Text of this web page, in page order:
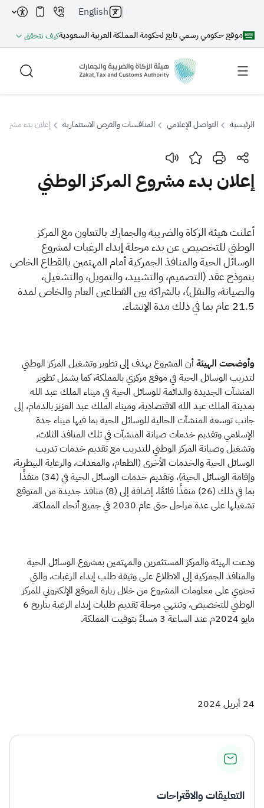
موقع حكومي رسمي تابع لحكومة المملكة العربية السعوديةكيف تتحقق
English
بحث
اقتراحات
الزكاة الجمارك
ضريبة القيمة المضافة
الإقرار الضريبي
التصرفات العقارية
الرئيسية التواصل الإعلامي المنافسات والفرص الاستثمارية إعلان بدء مشروع
إعلان بدء مشروع المركز الوطني
أعلنت هيئة الزكاة والضريبة والجمارك بالتعاون مع المركز
الوطني للتخصيص عن بدء مرحلة إبداء الرغبات لمشروع
الوسائل الحية والمنافذ الجمركية أمام المهتمين بالقطاع الخاص
بنموذج عقد (التصميم، والتشييد، والتمويل، والتشغيل،
والصيانة، والنقل)، بالشراكة بين القطاعين العام والخاص لمدة
21.5 عام بما في ذلك مدة الإنشاء.
وأوضحت الهيئةأن المشروع يهدف إلى تطوير وتشغيل المركز الوطني
لتدريب الوسائل الحية في موقع مركزي بالمملكة، كما يشمل تطوير
المنشآت الجديدة والدائمة للوسائل الحية في ميناء الملك عبد الله
بمدينة الملك عبد الله الاقتصادية، وميناء الملك عبد العزيز بالدمام، إلى
جانب توسعة المنشآت الحالية للوسائل الحية بما فيها ميناء جدة
الإسلامي وتقديم خدمات صيانة المنشآت في تلك المنافذ الثلاث،
وتشغيل وصيانة المركز الوطني للتدريب مع تقديم خدمات تدريب
الوسائل الحية والخدمات الأخرى (الطعام، والمعدات، والرعاية البيطرية،
وإقامة الوسائل الحية)، وتقديم خدمات الوسائل الحية في (34) منفذًا
بما في ذلك (26) منفذًا قائمًا، إضافة إلى (8) منافذ جديدة من المتوقع
تشغيلها على عدة مراحل حتى عام 2030 في جميع أنحاء المملكة.
ودعت الهيئة والمركز المستثمرين والمهتمين بمشروع الوسائل الحية
والمنافذ الجمركية إلى الاطلاع على وثيقة طلب إبداء الرغبات، والتي
تحتوي على معلومات المشروع من خلال زيارة الموقع الإلكتروني للمركز
الوطني للتخصيص، وتنتهي مرحلة تقديم طلبات إبداء الرغبة بتاريخ 6
مايو 2024م عند الساعة 3 مساءً بتوقيت المملكة.
24 أبريل 2024
التعليقات والاقتراحات